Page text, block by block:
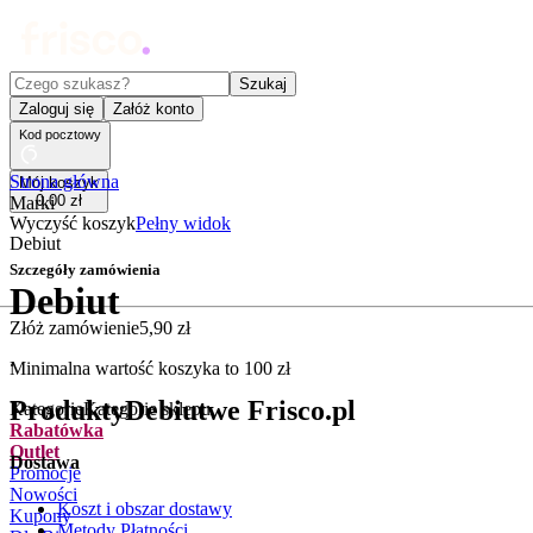
Czego szukasz?
Szukaj
Zaloguj się
Załóż konto
Kod pocztowy
Mój koszyk
0,00 zł
Wyczyść koszykPełny widok
Szczegóły zamówienia
Złóż zamówienie5,90 zł
Minimalna wartość koszyka to 100 zł
KategorieKategorie sklepu
Rabatówka
Outlet
Promocje
Nowości
Kupony
Strona główna
Marki
Debiut
Debiut
.
ProduktyDebiutwe Frisco.pl
Dostawa
Koszt i obszar dostawy